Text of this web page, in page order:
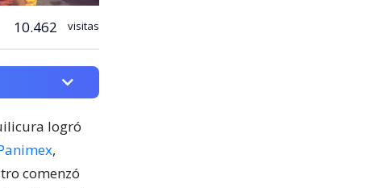
10.462 visitas
logró
,
comenzó